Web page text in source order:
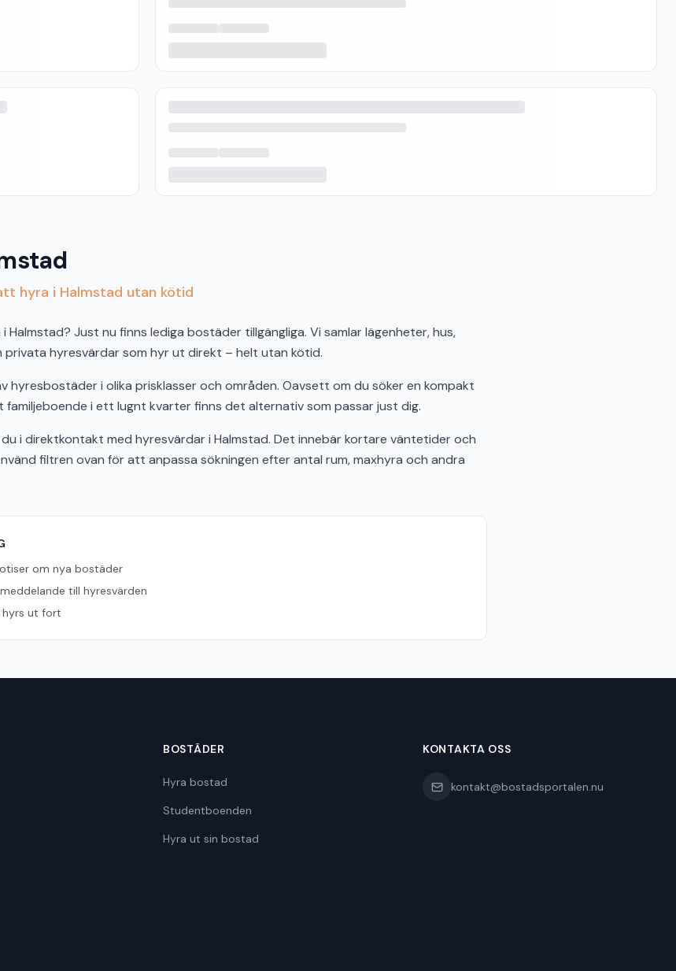
hyra i Halmstad utan kötid
Just nu finns lediga bostäder tillgängliga. Vi samlar lägenheter, hus,
hyresvärdar som hyr ut direkt – helt utan kötid.
hyresbostäder i olika prisklasser och områden. Oavsett om du söker en kompakt
i ett lugnt kvarter finns det alternativ som passar just dig.
i direktkontakt med hyresvärdar i Halmstad. Det innebär kortare väntetider och
filtren ovan för att anpassa sökningen efter antal rum, maxhyra och andra
om nya bostäder
till hyresvärden
hyrs ut fort
BOSTÄDER
Hyra bostad
Studentboenden
Hyra ut sin bostad
KONTAKTA OSS
kontakt@bostadsportalen.nu